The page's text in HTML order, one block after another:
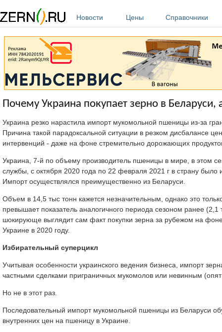
Новости
Цены Справочники
Почему Украина покупает зерно в Беларуси,
Украина резко нарастила импорт мукомольной пшеницы из-за
Причина такой парадоксальной ситуации в резком дисбалансе
интервенций - даже на фоне стремительно дорожающих
Украина, 7-й по объему производитель пшеницы в мире, в этом
службы, с октября 2020 года по 22 февраля 2021 г в страну
Импорт осуществлялся преимущественно из Беларуси.
Объем в 14,5 тыс тонн кажется незначительным, однако это
превышает показатель аналогичного периода сезоном ранее
шокирующе выглядит сам факт покупки зерна за рубежом на
Украине в 2020 году.
Избирательный суперцикл
Учитывая особенности украинского ведения бизнеса, импорт
частными сделками приграничных мукомолов или невинным
Но не в этот раз.
Последовательный импорт мукомольной пшеницы из Беларуси
внутренних цен на пшеницу в Украине.